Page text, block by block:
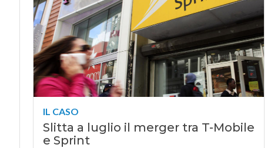
IL CASO
Slitta a luglio il merger tra T-Mobile
e Sprint